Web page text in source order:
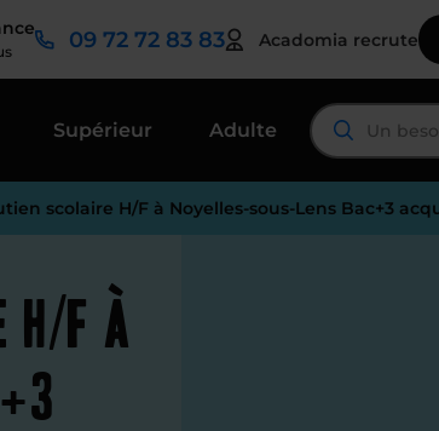
09 72 72 83 83 Acadomia recrute
Supérieur Adulte
scolaire H/F à Noyelles-sous-Lens Bac+3
F à